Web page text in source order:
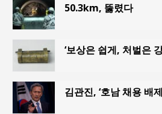
50.3km, 뚫렸다
‘보상은 쉽게, 처벌은
김관진, ‘호남 채용 배